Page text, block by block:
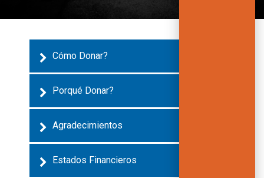
Cómo Donar?
Porqué Donar?
Agradecimientos
Estados Financieros